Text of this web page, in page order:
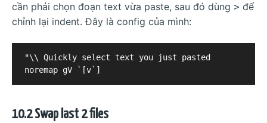
cần phải chọn đoạn text vừa paste, sau đó dùng > để
chỉnh lại indent. Đây là config của mình:
"\\ Quickly select text you just pasted
10.2 Swap last 2 files